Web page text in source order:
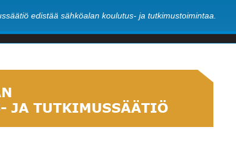
edistää sähköalan koulutus- ja tutkimustoimintaa.